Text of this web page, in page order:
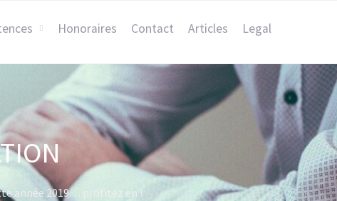
Honoraires Contact Articles Legal
année 2019… profitez en !